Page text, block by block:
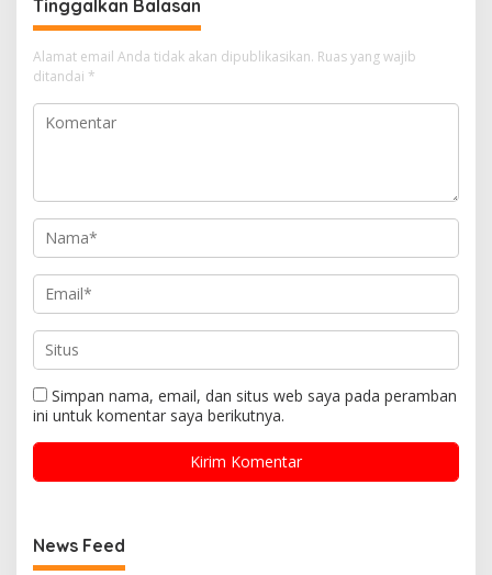
Tinggalkan Balasan
Alamat email Anda tidak akan dipublikasikan. Ruas yang wajib
ditandai *
Simpan nama, email, dan situs web saya pada peramban
ini untuk komentar saya berikutnya.
News Feed